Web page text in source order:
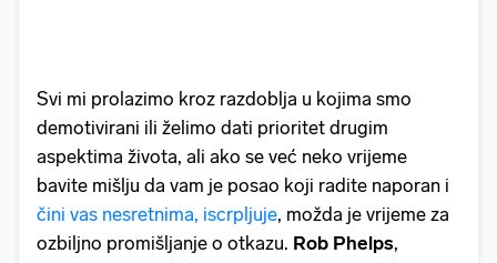
Svi mi prolazimo kroz razdoblja u kojima smo
demotivirani ili želimo dati prioritet drugim
aspektima života, ali ako se već neko vrijeme
bavite mišlju da vam je posao koji radite naporan i
čini vas nesretnima, iscrpljuje, možda je vrijeme za
ozbiljno promišljanje o otkazu. Rob Phelps,